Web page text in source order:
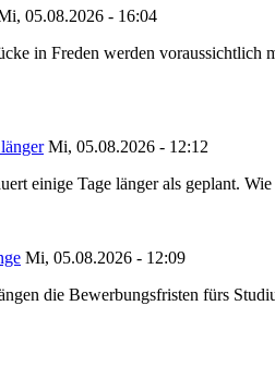
05.08.2026 - 16:04
in Freden werden
Mi, 05.08.2026 - 12:12
einige Tage länger als geplant.
Mi, 05.08.2026 - 12:09
die Bewerbungsfristen fürs